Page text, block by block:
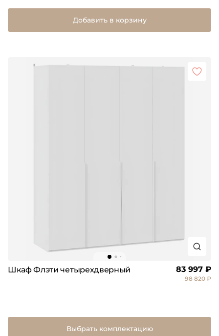
Добавить в корзину
Шкаф Флэти четырехдверный 83 997 ₽
98 820 ₽
Выбрать комплектацию